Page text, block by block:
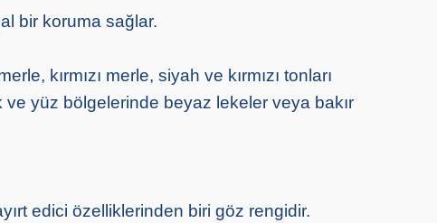
bir koruma sağlar.
kırmızı merle, siyah ve kırmızı tonları
ve yüz bölgelerinde beyaz lekeler veya bakır
edici özelliklerinden biri göz rengidir.